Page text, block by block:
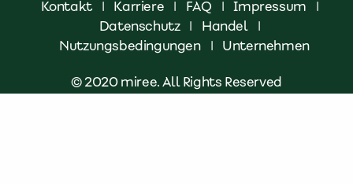
Kontakt | Karriere | FAQ | Impressum
|
Datenschutz | Handel
|
Nutzungsbedingungen
| Unternehmen
© 2020 miree. All Rights Reserved